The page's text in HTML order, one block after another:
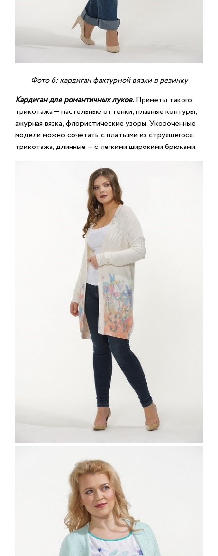
Фото 6: кардиган фактурной вязки в резинку
Кардиган для романтичных луков.Приметы такого
трикотажа — пастельные оттенки, плавные контуры,
ажурная вязка, флористические узоры. Укороченные
модели можно сочетать с платьями из струящегося
трикотажа, длинные — с легкими широкими брюками.